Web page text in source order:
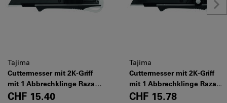
Tajima
Cuttermesser mit 2K-Griff
mit 1 Abbrechklinge Razar
Black, Klingenbreite: 25mm
CHF 15.40
Tajima
Cuttermesser mit 2K-Griff
mit 1 Abbrechklinge Razar
Black, Klingenbreite: 25mm
CHF 15.78